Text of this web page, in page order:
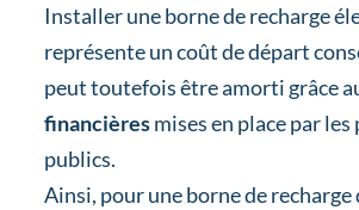
Installer une borne de recharge
représente un coût de départ
peut toutefois être amorti grâce
financièresmises en place par les
publics.
Ainsi, pour une borne de recharge